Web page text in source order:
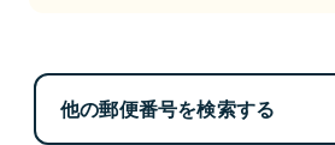
他の郵便番号を検索する